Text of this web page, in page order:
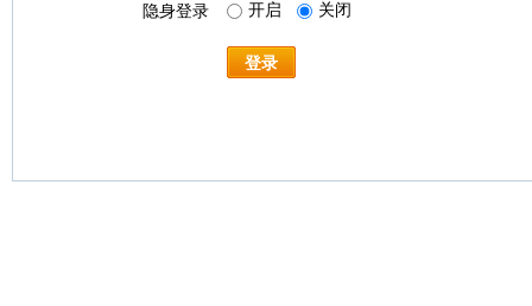
隐身登录 开启 关闭
登录